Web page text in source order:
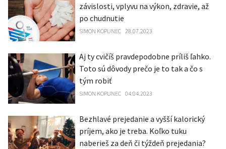
závislosti, vplyvu na výkon, zdravie, až
po chudnutie
SIMON KOPUNEC 28.07.2023
Aj ty cvičíš pravdepodobne príliš ľahko.
Toto sú dôvody prečo je to tak a čo s
tým robiť
SIMON KOPUNEC 04.04.2023
Bezhlavé prejedanie a vyšší kalorický
príjem, ako je treba. Koľko tuku
naberieš za deň či týždeň prejedania?